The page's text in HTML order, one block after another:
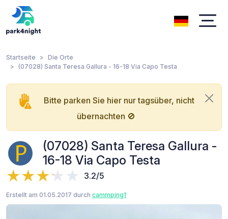
Startseite
Die Orte
(07028) Santa Teresa Gallura - 16-18 Via Capo Testa
Bitte parken Sie hier nur tagsüber, nicht
übernachten 🚫
(07028) Santa Teresa Gallura -
16-18 Via Capo Testa
3.2/5
Erstellt am 01.05.2017 durch cammping1